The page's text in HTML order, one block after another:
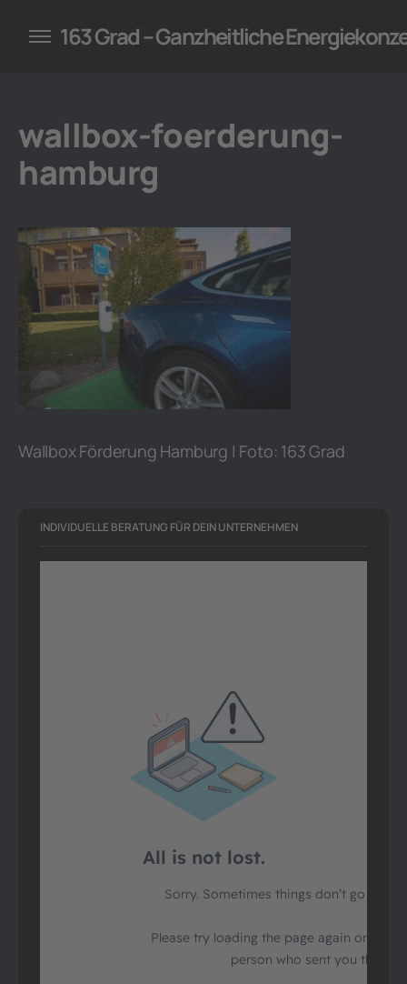
für Unternehmen
163 Grad – Ganzheitliche
wallbox-foerderung-
hamburg
Wallbox Förderung Hamburg | Foto: 163 Grad
INDIVIDUELLE BERATUNG FÜR DEIN UNTERNEHMEN